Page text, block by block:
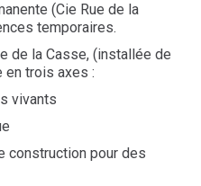
(Cie Rue de la
temporaires.
de la Casse, (installée de
en trois axes :
vivants
construction pour des